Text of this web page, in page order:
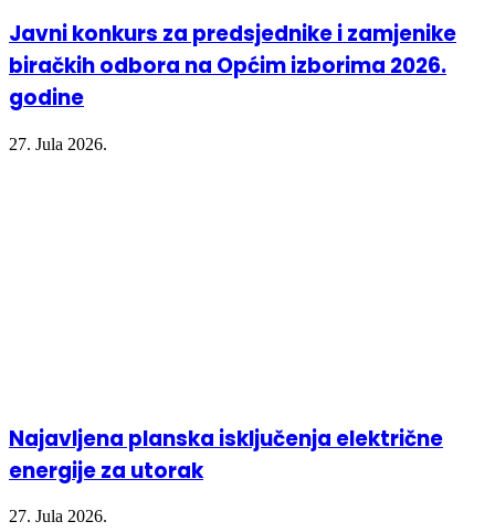
Javni konkurs za predsjednike i zamjenike
biračkih odbora na Općim izborima 2026.
godine
27. Jula 2026.
Najavljena planska isključenja električne
energije za utorak
27. Jula 2026.